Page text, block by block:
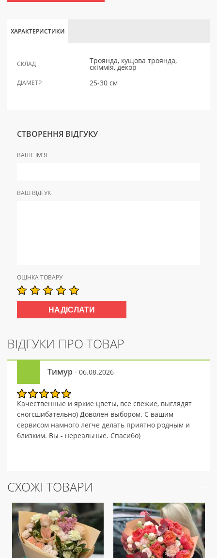
ХАРАКТЕРИСТИКИ
СКЛАД Троянда, кущова троянда,
скіммія, декор
ДІАМЕТР 25-30 см
СТВОРЕННЯ ВІДГУКУ
ВАШЕ ІМ'Я
ВАШ ВІДГУК
ОЦІНКА ТОВАРУ
ВІДГУКИ ПРО ТОВАР
Тимур - 06.08.2026
Качественные и яркие цветы, все свежие, выглядят
сногсшибательно) Доволен выбором. С вашим
сервисом намного легче делать приятно родным и
близким. Вы - нереальные. Спасибо)
СХОЖІ ТОВАРИ